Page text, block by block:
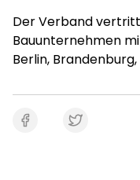
Der Verband
Bauunternehmen
Berlin,